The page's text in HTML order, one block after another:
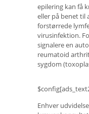
epilering kan få
eller på benet til
forstørrede
virusinfektion.
signalere en
reumatoid
sygdom
Enhver